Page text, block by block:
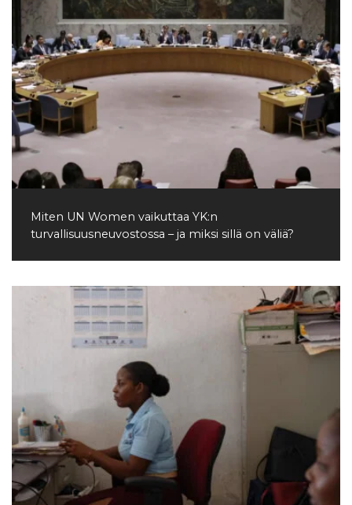
Miten UN Women vaikuttaa YK:n
turvallisuusneuvostossa – ja miksi sillä on väliä?